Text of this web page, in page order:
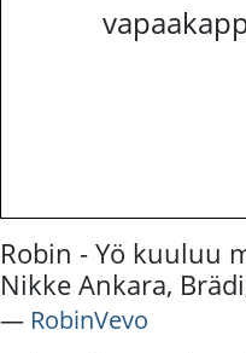
Robin - Yö kuuluu
Nikke Ankara,
― RobinVevo